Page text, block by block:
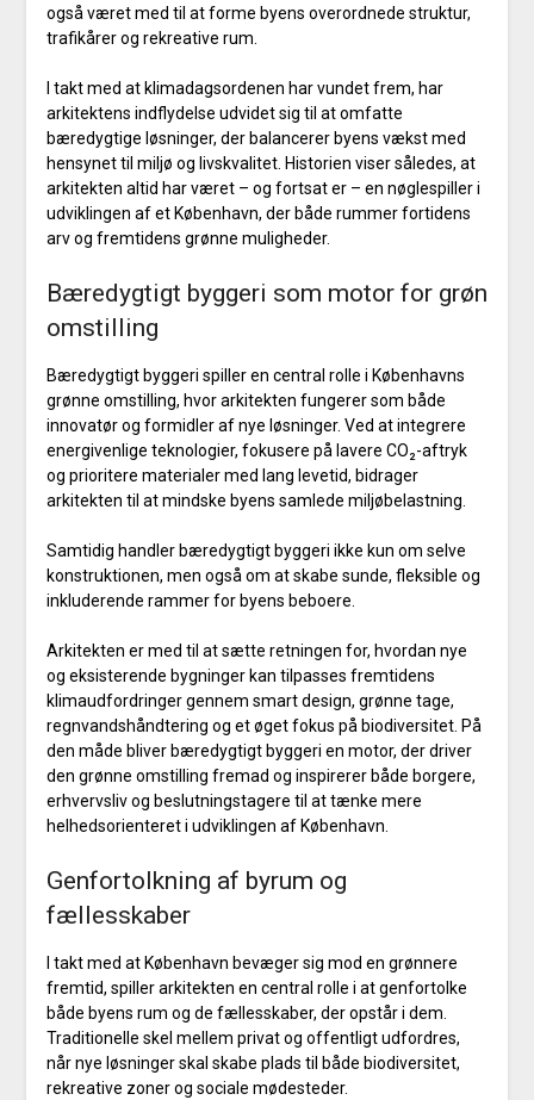
også været med til at forme byens overordnede struktur,
trafikårer og rekreative rum.
I takt med at klimadagsordenen har vundet frem, har
arkitektens indflydelse udvidet sig til at omfatte
bæredygtige løsninger, der balancerer byens vækst med
hensynet til miljø og livskvalitet. Historien viser således, at
arkitekten altid har været – og fortsat er – en nøglespiller i
udviklingen af et København, der både rummer fortidens
arv og fremtidens grønne muligheder.
Bæredygtigt byggeri som motor for grøn
omstilling
Bæredygtigt byggeri spiller en central rolle i Københavns
grønne omstilling, hvor arkitekten fungerer som både
innovatør og formidler af nye løsninger. Ved at integrere
energivenlige teknologier, fokusere på lavere CO₂-aftryk
og prioritere materialer med lang levetid, bidrager
arkitekten til at mindske byens samlede miljøbelastning.
Samtidig handler bæredygtigt byggeri ikke kun om selve
konstruktionen, men også om at skabe sunde, fleksible og
inkluderende rammer for byens beboere.
Arkitekten er med til at sætte retningen for, hvordan nye
og eksisterende bygninger kan tilpasses fremtidens
klimaudfordringer gennem smart design, grønne tage,
regnvandshåndtering og et øget fokus på biodiversitet. På
den måde bliver bæredygtigt byggeri en motor, der driver
den grønne omstilling fremad og inspirerer både borgere,
erhvervsliv og beslutningstagere til at tænke mere
helhedsorienteret i udviklingen af København.
Genfortolkning af byrum og
fællesskaber
I takt med at København bevæger sig mod en grønnere
fremtid, spiller arkitekten en central rolle i at genfortolke
både byens rum og de fællesskaber, der opstår i dem.
Traditionelle skel mellem privat og offentligt udfordres,
når nye løsninger skal skabe plads til både biodiversitet,
rekreative zoner og sociale mødesteder.